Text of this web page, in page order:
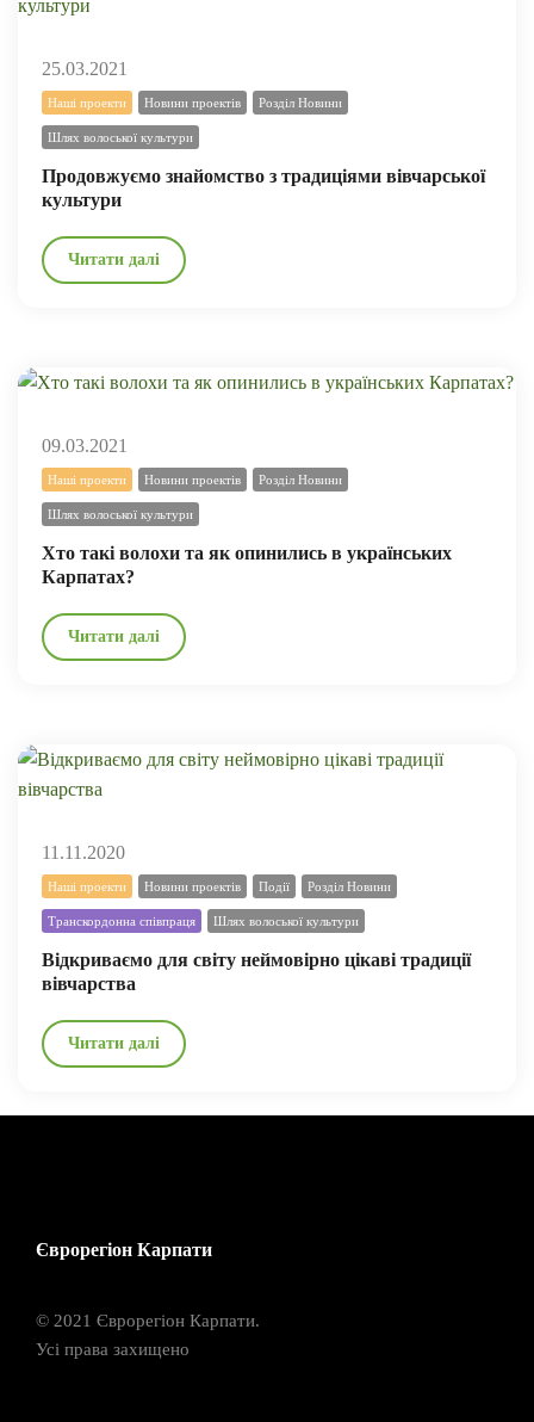
25.03.2021
Наші проекти Новини проектів Розділ Новини
Шлях волоської культури
Продовжуємо знайомство з традиціями вівчарської
культури
Читати далі
09.03.2021
Наші проекти Новини проектів Розділ Новини
Шлях волоської культури
Хто такі волохи та як опинились в українських
Карпатах?
Читати далі
11.11.2020
Наші проекти Новини проектів Події Розділ Новини
Транскордонна співпраця Шлях волоської культури
Відкриваємо для світу неймовірно цікаві традиції
вівчарства
Читати далі
Єврорегіон Карпати
© 2021 Єврорегіон Карпати.
Усі права захищено